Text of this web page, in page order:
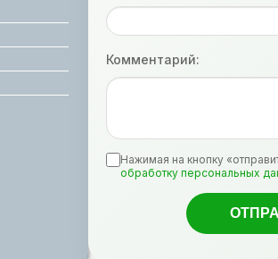
Комментарий:
Нажимая на кнопку
обработку персональных